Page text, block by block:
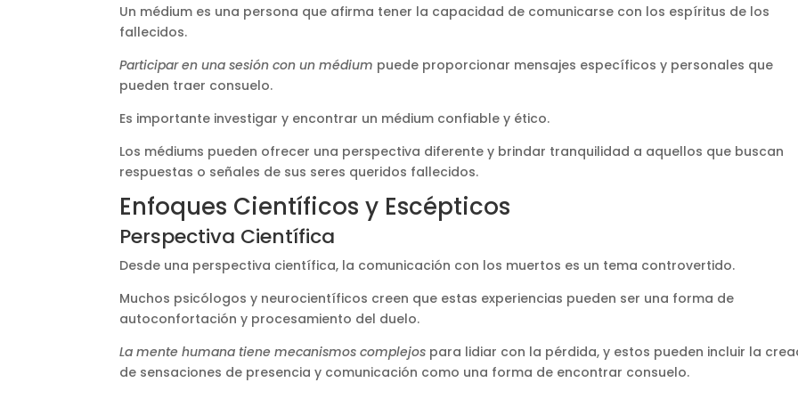
Un médium es una persona que afirma tener la capacidad de comunicarse con los espíritus de los
fallecidos.
Participar en una sesión con un médium puede proporcionar mensajes específicos y personales que
pueden traer consuelo.
Es importante investigar y encontrar un médium confiable y ético​.
Los médiums pueden ofrecer una perspectiva diferente y brindar tranquilidad a aquellos que buscan
respuestas o señales de sus seres queridos fallecidos.
Enfoques Científicos y Escépticos
Perspectiva Científica
Desde una perspectiva científica, la comunicación con los muertos es un tema controvertido.
Muchos psicólogos y neurocientíficos creen que estas experiencias pueden ser una forma de
autoconfortación y procesamiento del duelo.
La mente humana tiene mecanismos complejos para lidiar con la pérdida, y estos pueden incluir la
de sensaciones de presencia y comunicación como una forma de encontrar consuelo​.